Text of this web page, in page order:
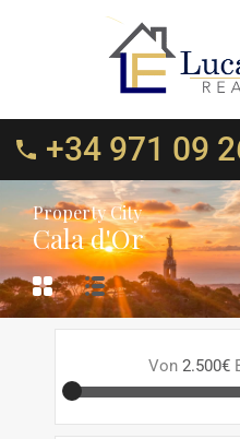
+34 971 09
Property City
Cala d'Or
Von 2.500€